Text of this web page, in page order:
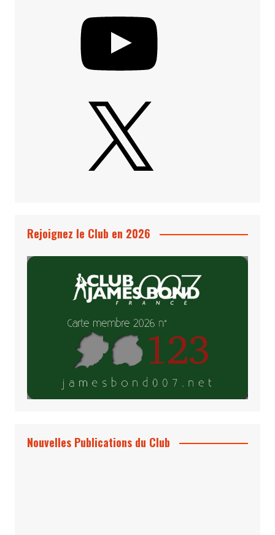
Rejoignez le Club en 2026
Nouvelles Publications du Club